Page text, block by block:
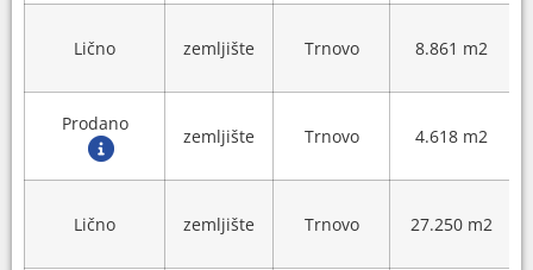
Lično zemljište Trnovo 8.861 m2
Prodano
zemljište Trnovo 4.618 m2
Lično zemljište Trnovo 27.250 m2